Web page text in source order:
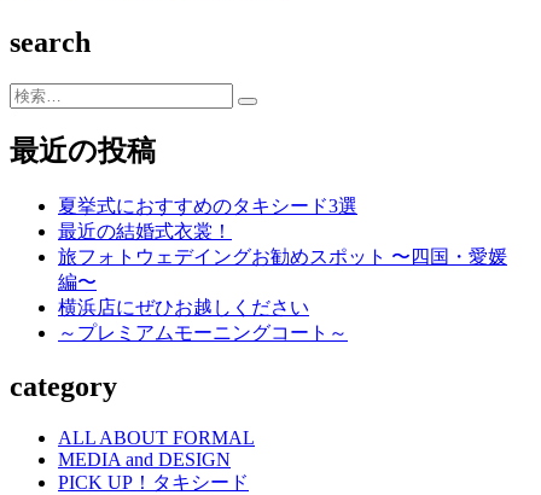
ビ
ゲ
ー
稿:
投
search
検
最近の投稿
夏挙式におすすめのタキシード3選
最近の結婚式衣裳！
旅フォトウェデイングお勧めスポット 〜四国・愛媛
編〜
横浜店にぜひお越しください
～プレミアムモーニングコート～
category
ALL ABOUT FORMAL
MEDIA and DESIGN
PICK UP！タキシード